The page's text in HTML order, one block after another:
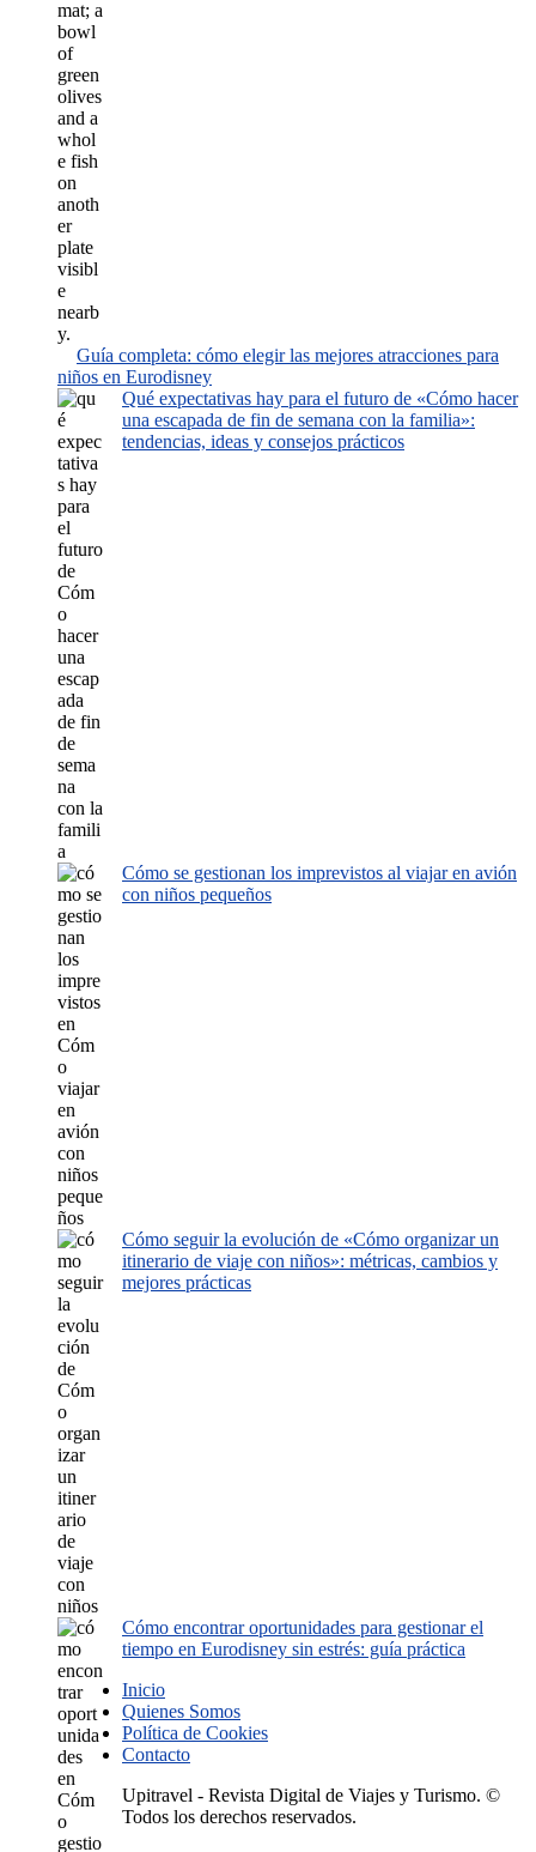
Guía completa: cómo elegir las mejores atracciones para
niños en Eurodisney
Qué expectativas hay para el futuro de «Cómo hacer
una escapada de fin de semana con la familia»:
tendencias, ideas y consejos prácticos
Cómo se gestionan los imprevistos al viajar en avión
con niños pequeños
Cómo seguir la evolución de «Cómo organizar un
itinerario de viaje con niños»: métricas, cambios y
mejores prácticas
Cómo encontrar oportunidades para gestionar el
tiempo en Eurodisney sin estrés: guía práctica
Inicio
Quienes Somos
Política de Cookies
Contacto
Upitravel - Revista Digital de Viajes y Turismo. ©
Todos los derechos reservados.